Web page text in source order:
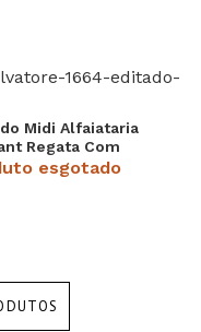
Midi Alfaiataria
Regata Com
e Bolsos
esgotado